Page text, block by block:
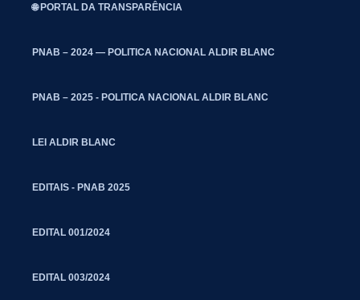
🌐 PORTAL DA TRANSPARÊNCIA
PNAB – 2024 — POLITICA NACIONAL ALDIR BLANC
PNAB – 2025 - POLITICA NACIONAL ALDIR BLANC
LEI ALDIR BLANC
EDITAIS - PNAB 2025
EDITAL 001/2024
EDITAL 003/2024